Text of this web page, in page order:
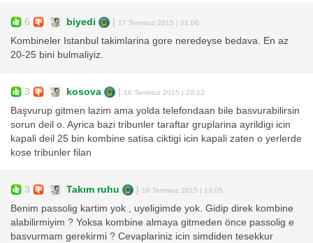
6 biyedi 17 Temmuz 2015 | 01:06
Kombineler Istanbul takimlarina gore neredeyse bedava. En az
20-25 bini bulmaliyiz.
3 kosova 16 Temmuz 2015 | 20:12
Başvurup gitmen lazim ama yolda telefondaan bile basvurabilirsin
sorun deil o. Ayrica bazi tribunler taraftar gruplarina ayrildigi icin
kapali deil 25 bin kombine satisa ciktigi icin kapali zaten o yerlerde
kose tribunler filan
3 Takım ruhu 16 Temmuz 2015 | 13:05
Benim passolig kartim yok , uyeligimde yok. Gidip direk kombine
alabilirmiyim ? Yoksa kombine almaya gitmeden önce passolig e
basvurmam gerekirmi ? Cevaplariniz icin simdiden tesekkur